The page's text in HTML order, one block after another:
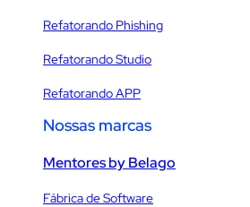
Refatorando Phishing
Refatorando Studio
Refatorando APP
Nossas marcas
Mentores by Belago
Fábrica de Software